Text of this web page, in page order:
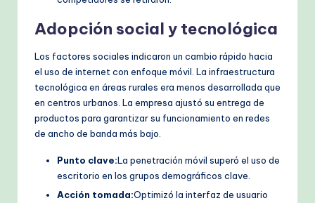
Adopción social y tecnológica
Los factores sociales indicaron un cambio rápido hacia
el uso de internet con enfoque móvil. La infraestructura
tecnológica en áreas rurales era menos desarrollada que
en centros urbanos. La empresa ajustó su entrega de
productos para garantizar su funcionamiento en redes
de ancho de banda más bajo.
Punto clave:La penetración móvil superó el uso de
escritorio en los grupos demográficos clave.
Acción tomada:Optimizó la interfaz de usuario